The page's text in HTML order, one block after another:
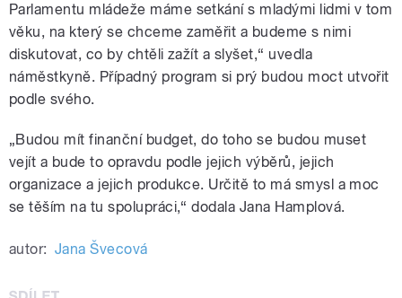
Parlamentu mládeže máme setkání s mladými lidmi v tom
věku, na který se chceme zaměřit a budeme s nimi
diskutovat, co by chtěli zažít a slyšet,“ uvedla
náměstkyně. Případný program si prý budou moct utvořit
podle svého.
„Budou mít finanční budget, do toho se budou muset
vejít a bude to opravdu podle jejich výběrů, jejich
organizace a jejich produkce. Určitě to má smysl a moc
se těším na tu spolupráci,“ dodala Jana Hamplová.
autor: Jana Švecová